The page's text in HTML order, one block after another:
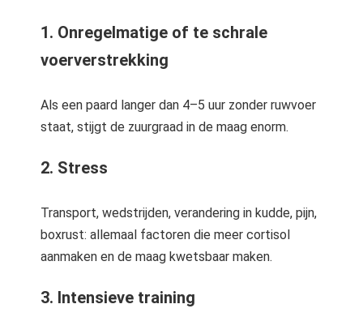
1. Onregelmatige of te schrale
voerverstrekking
Als een paard langer dan 4–5 uur zonder ruwvoer
staat, stijgt de zuurgraad in de maag enorm.
2. Stress
Transport, wedstrijden, verandering in kudde, pijn,
boxrust: allemaal factoren die meer cortisol
aanmaken en de maag kwetsbaar maken.
3. Intensieve training